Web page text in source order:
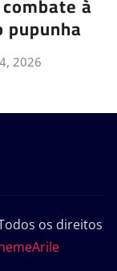
2026
os direitos